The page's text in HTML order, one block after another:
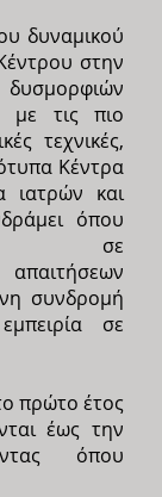
δυναμικού
στην
με τις πιο
τεχνικές,
Κέντρα
ιατρών και
όπου
σε
συνδρομή
σε
πρώτο έτος
έως την
όπου